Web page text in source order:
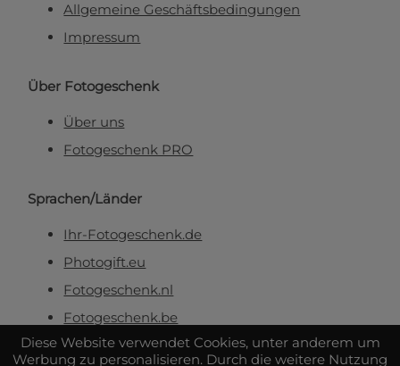
Diese Website verwendet Cookies, unter anderem um
Werbung zu personalisieren. Durch die weitere Nutzung
Allgemeine Geschäftsbedingungen
Impressum
Über Fotogeschenk
Über uns
Fotogeschenk PRO
Sprachen/Länder
Ihr-Fotogeschenk.de
Photogift.eu
Fotogeschenk.nl
Fotogeschenk.be